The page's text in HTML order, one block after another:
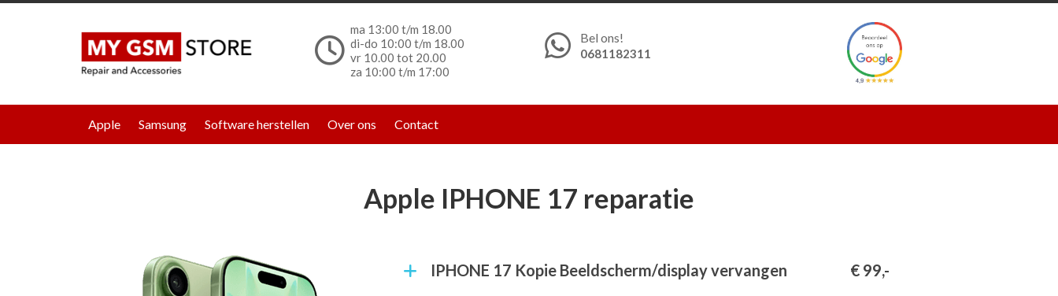
ma 13:00 t/m 18.00
di-do 10:00 t/m 18.00
vr 10.00 tot 20.00
za 10:00 t/m 17:00
Bel ons!
0681182311
Apple Samsung Software herstellen Over ons Contact
Apple IPHONE 17 reparatie
IPHONE 17 Kopie Beeldscherm/display vervangen
€ 99,-